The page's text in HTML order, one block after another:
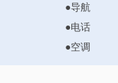
●导航
●电话
●空调